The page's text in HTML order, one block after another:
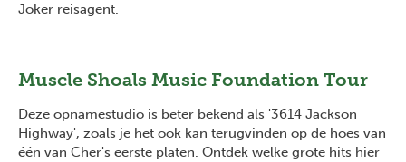
Joker reisagent.
Muscle Shoals Music Foundation Tour
Deze opnamestudio is beter bekend als '3614 Jackson
Highway', zoals je het ook kan terugvinden op de hoes van
één van Cher's eerste platen. Ontdek welke grote hits hier